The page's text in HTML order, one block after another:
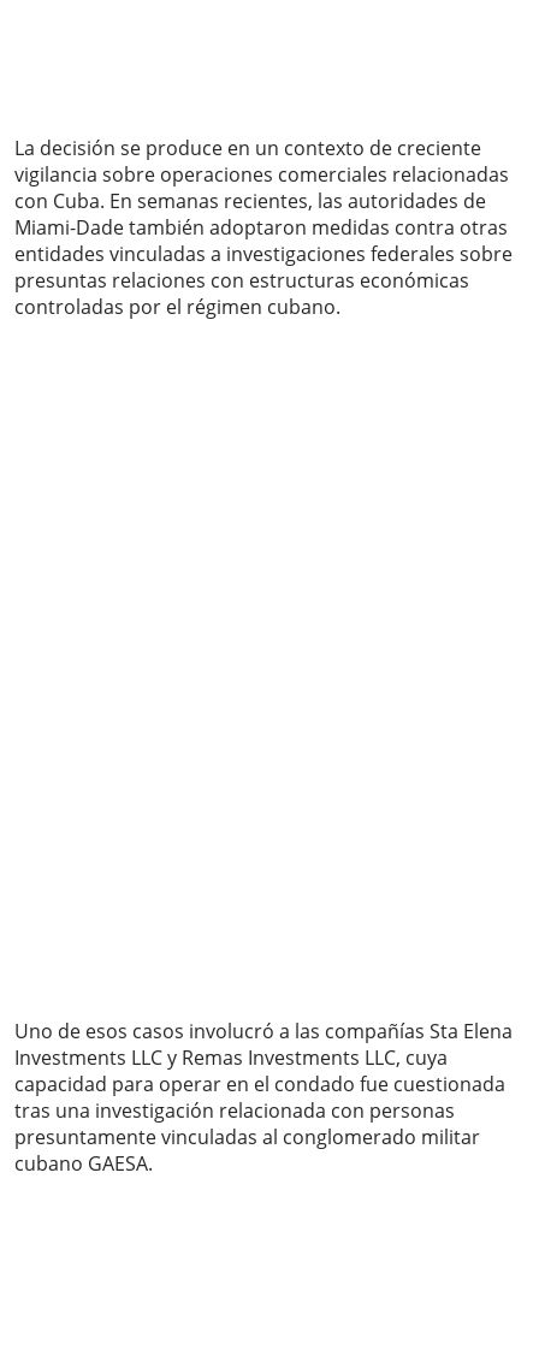
La decisión se produce en un contexto de creciente
vigilancia sobre operaciones comerciales relacionadas
con Cuba. En semanas recientes, las autoridades de
Miami-Dade también adoptaron medidas contra otras
entidades vinculadas a investigaciones federales sobre
presuntas relaciones con estructuras económicas
controladas por el régimen cubano.
Uno de esos casos involucró a las compañías Sta Elena
Investments LLC y Remas Investments LLC, cuya
capacidad para operar en el condado fue cuestionada
tras una investigación relacionada con personas
presuntamente vinculadas al conglomerado militar
cubano GAESA.